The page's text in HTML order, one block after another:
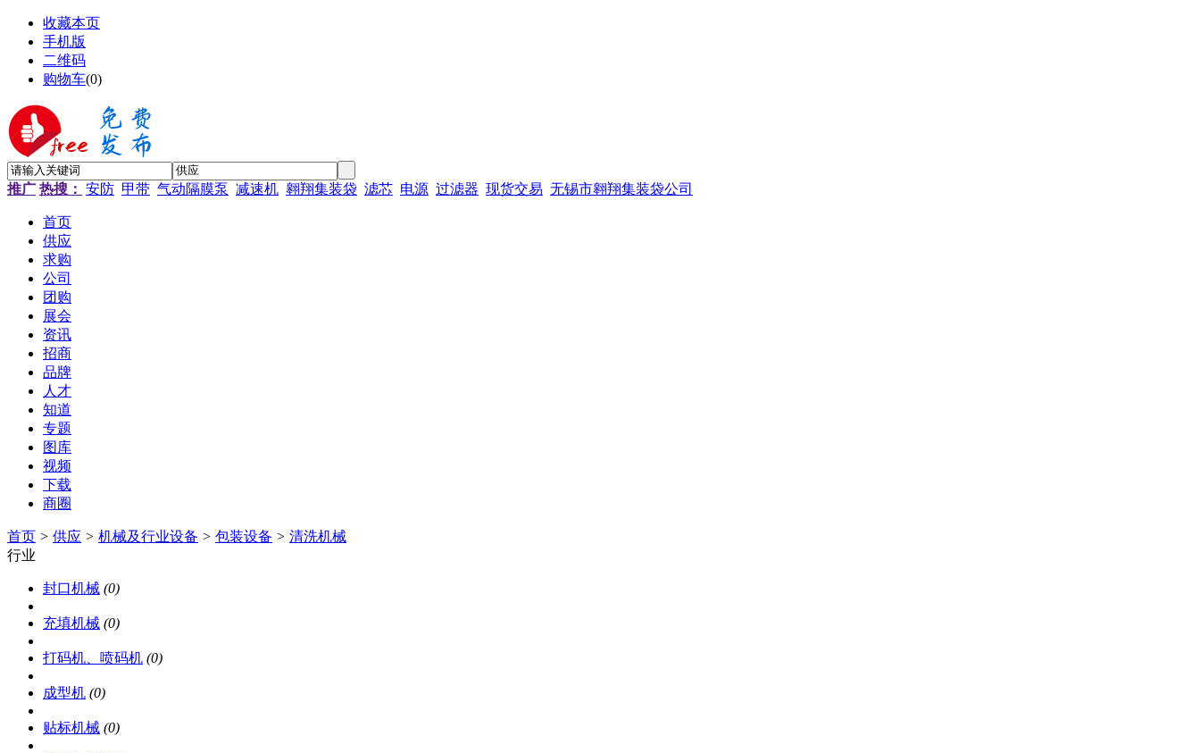
收藏本页
手机版
二维码
购物车(0)
推广 热搜： 安防 甲带 气动隔膜泵 减速机 翱翔集装袋 滤芯 电源 过滤器 现货交易 无锡市翱翔集装袋公司
首页
供应
求购
公司
团购
展会
资讯
招商
品牌
人才
知道
专题
图库
视频
下载
商圈
首页 > 供应 > 机械及行业设备 > 包装设备 > 清洗机械
行业
封口机械 (0)
充填机械 (0)
打码机、喷码机 (0)
成型机 (0)
贴标机械 (0)